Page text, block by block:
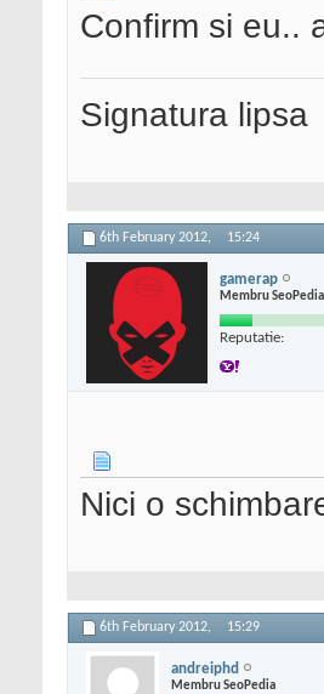
Confirm si eu..
Signatura lipsa
6th February 2012, 15:24
gamerap
Membru SeoPedia
Reputatie:
Nici o
6th February 2012, 15:29
andreiphd
Membru SeoPedia